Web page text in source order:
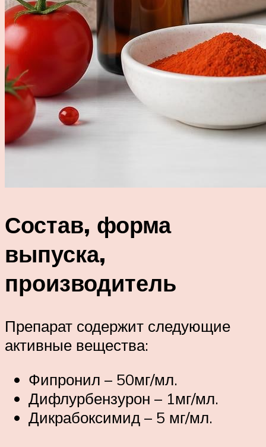
Состав, форма
выпуска,
производитель
Препарат содержит следующие
активные вещества:
Фипронил – 50мг/мл.
Дифлурбензурон – 1мг/мл.
Дикрабоксимид – 5 мг/мл.